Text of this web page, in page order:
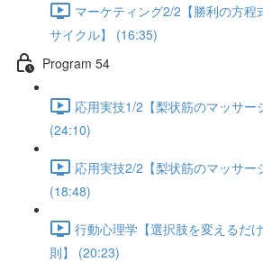
マーケティング2/2【勝利の方
サイクル】 (16:35)
Program 54
応用実技1/2【梨状筋のマッサー
(24:10)
応用実技2/2【梨状筋のマッサー
(18:48)
行動心理学【選択肢を変えるだ
則】 (20:23)